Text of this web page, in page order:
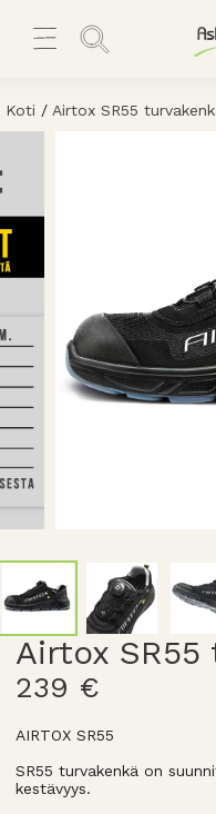
Koti / Airtox SR55
Airtox
239 €
AIRTOX SR55
SR55 turvakenkä on
kestävyys.